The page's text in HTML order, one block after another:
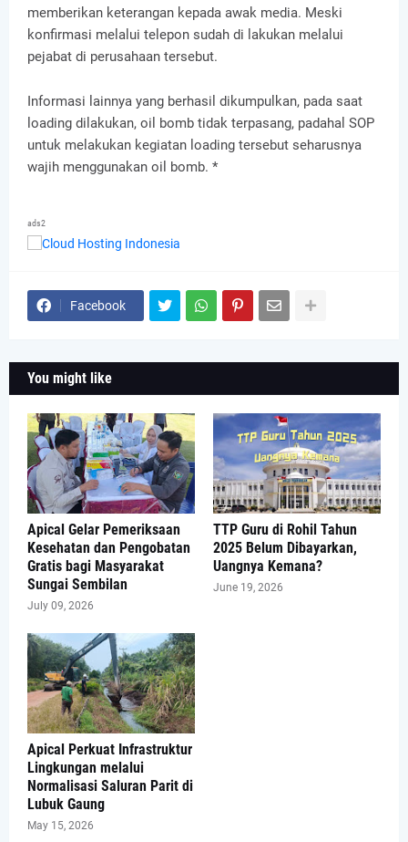
memberikan keterangan kepada awak media. Meski
konfirmasi melalui telepon sudah di lakukan melalui
pejabat di perusahaan tersebut.
Informasi lainnya yang berhasil dikumpulkan, pada saat
loading dilakukan, oil bomb tidak terpasang, padahal SOP
untuk melakukan kegiatan loading tersebut seharusnya
wajih menggunakan oil bomb. *
ads2
Facebook
You might like
Apical Gelar Pemeriksaan
Kesehatan dan Pengobatan
Gratis bagi Masyarakat
Sungai Sembilan
July 09, 2026
TTP Guru di Rohil Tahun
2025 Belum Dibayarkan,
Uangnya Kemana?
June 19, 2026
Apical Perkuat Infrastruktur
Lingkungan melalui
Normalisasi Saluran Parit di
Lubuk Gaung
May 15, 2026